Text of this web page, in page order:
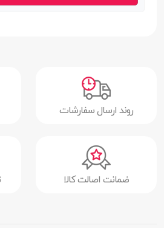
روند ارسال سفارشات
ضمانت اصالت کالا